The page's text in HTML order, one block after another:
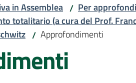
in Assemblea / Per
totalitario (a cura del Prof.
/ Approfondimenti